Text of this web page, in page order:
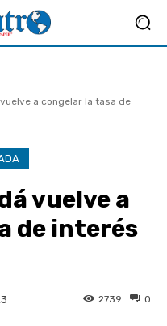
a congelar la tasa de
vuelve a
de interés
0
2739